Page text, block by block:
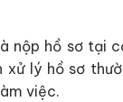
nộp hồ sơ tại
xử lý hồ sơ
việc.